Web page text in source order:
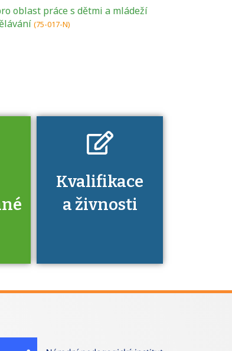
oblast práce s dětmi a mládeží
(75-017-N)
Kvalifikace
a živnosti
jejímu získání
určitá kvalifikace.